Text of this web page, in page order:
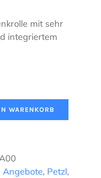
mit sehr
integriertem
WARENKORB
Angebote, Petzl,